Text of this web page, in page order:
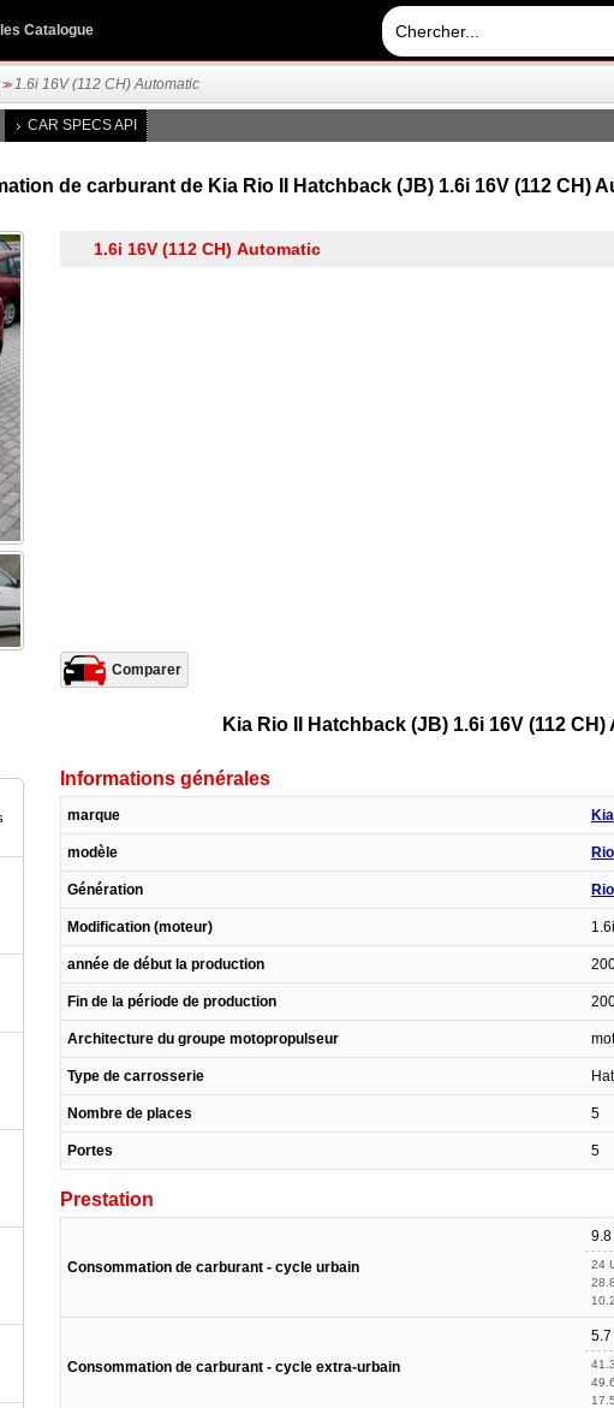
Catalogue
>> 1.6i 16V (112 CH) Automatic
CAR SPECS API
de carburant de Kia Rio II Hatchback (JB) 1.6i 16V (112 CH)
Comparer
Kia Rio II Hatchback (JB) 1.6i 16V (112
Informations générales
marque Kia
modèle Rio
Génération
Modification (moteur)
année de début la production
Fin de la période de production
Architecture du groupe motopropulseur
Type de carrosserie
Nombre de places 5
Portes 5
Prestation
Consommation de carburant - cycle urbain
24
Consommation de carburant - cycle extra-urbain